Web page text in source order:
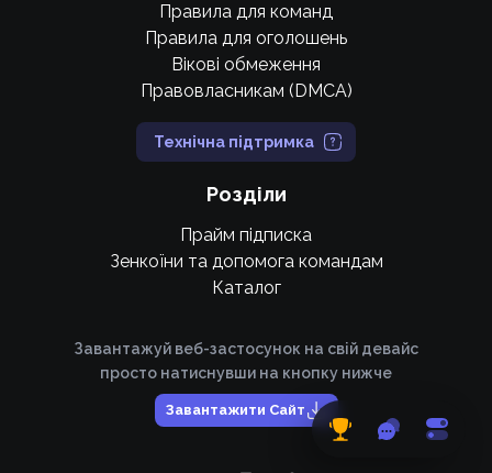
Правила для команд
Правила для оголошень
Вікові обмеження
Правовласникам (DMCA)
Технічна підтримка
Розділи
Прайм підписка
Зенкоїни та допомога командам
Каталог
Завантажуй веб-застосунок на свій девайс
просто натиснувши на кнопку нижче
Завантажити Сайт